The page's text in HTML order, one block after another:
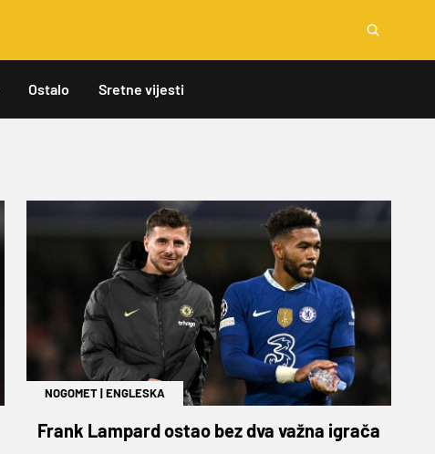
Ostalo Sretne vijesti
NOGOMET|ENGLESKA
Frank Lampard ostao bez dva važna igrača